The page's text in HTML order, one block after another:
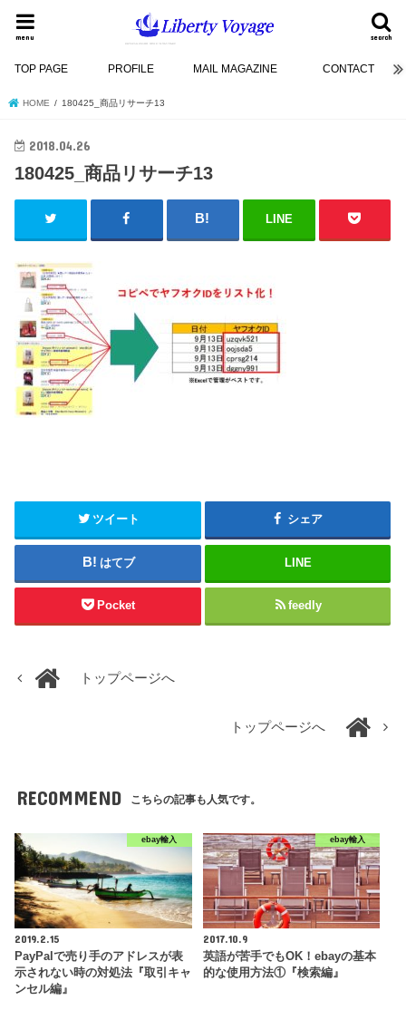
search
menu
TOP PAGE PROFILE MAIL MAGAZINE CONTACT
HOME 180425_商品リサーチ13
2018.04.26
180425_商品リサーチ13
LINE
ツイート シェア
はてブ LINE
Pocket feedly
トップページへ
トップページへ
RECOMMEND こちらの記事も人気です。
ebay輸入
2019.2.15
PayPalで売り手のアドレスが表
示されない時の対処法『取引キャ
ンセル編』
ebay輸入
2017.10.9
英語が苦手でもOK！ebayの基本
的な使用方法①『検索編』